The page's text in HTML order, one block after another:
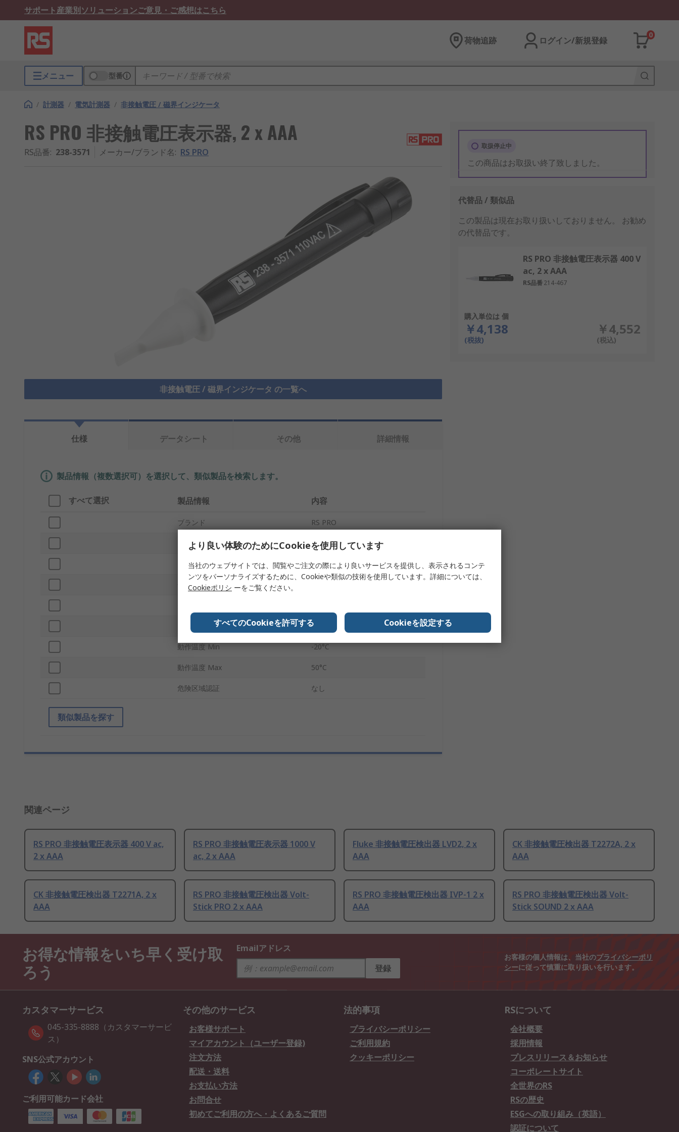
サポート産業別ソリューションご意見・ご感想はこちら
荷物追跡 ログイン/新規登録
0
メニュー 型番
/ 計測器 / 電気計測器 / 非接触電圧 / 磁界インジケータ
RS PRO 非接触電圧表示器, 2 x AAA
RS品番: 238-3571 メーカー/ブランド名: RS PRO
非接触電圧 / 磁界インジケータ の一覧へ
取扱停止中
この商品はお取扱い終了致しました。
代替品 / 類似品
この製品は現在お取り扱いしておりません。 お勧め
の代替品です。
RS PRO 非接触電圧表示器 400 V
ac, 2 x AAA
RS品番214-467
購入単位は 個
￥4,138
(税抜)
￥4,552
(税込)
仕様 データシート その他 詳細情報
製品情報（複数選択可）を選択して、類似製品を検索します。
すべて選択 製品情報 内容
ブランド RS PRO
プロダクトタイプ 非接触電圧表示器
インジケータタイプ 電圧
使用電池
電池
動作温度 Min -20°C
動作温度 Max 50°C
危険区域認証 なし
類似製品を探す
関連ページ
RS PRO 非接触電圧表示器 400 V ac,
2 x AAA
RS PRO 非接触電圧表示器 1000 V
ac, 2 x AAA
Fluke 非接触電圧検出器 LVD2, 2 x
AAA
CK 非接触電圧検出器 T2272A, 2 x
AAA
CK 非接触電圧検出器 T2271A, 2 x
AAA
RS PRO 非接触電圧検出器 Volt-
Stick PRO 2 x AAA
RS PRO 非接触電圧検出器 IVP-1 2 x
AAA
RS PRO 非接触電圧検出器 Volt-
Stick SOUND 2 x AAA
お得な情報をいち早く受け取
ろう
Emailアドレス
登録
お客様の個人情報は、当社のプライバシーポリ
シーに従って慎重に取り扱いを行います。
カスタマーサービス
045-335-8888（カスタマーサービ
ス）
SNS公式アカウント
ご利用可能カード会社
その他のサービス
お客様サポート
マイアカウント（ユーザー登録)
注文方法
配送・送料
お支払い方法
お問合せ
初めてご利用の方へ・よくあるご質問
法的事項
プライバシーポリシー
ご利用規約
クッキーポリシー
RSについて
会社概要
採用情報
プレスリリース＆お知らせ
コーポレートサイト
全世界のRS
RSの歴史
ESGへの取り組み（英語）
認証について
より良い体験のためにCookieを使用しています
当社のウェブサイトでは、閲覧やご注文の際により良いサービスを提供し、表示されるコンテ
ンツをパーソナライズするために、Cookieや類似の技術を使用しています。詳細については、
Cookieポリシ ーをご覧ください。
すべてのCookieを許可する Cookieを設定する